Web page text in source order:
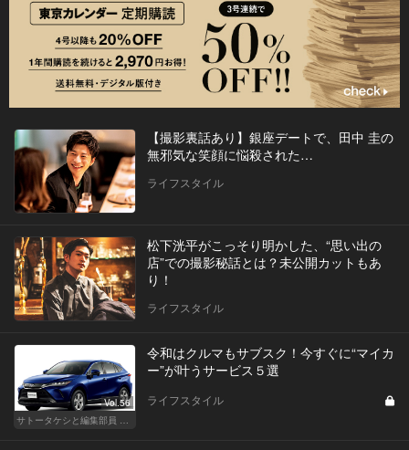
【撮影裏話あり】銀座デートで、田中 圭の
無邪気な笑顔に悩殺された…
ライフスタイル
松下洸平がこっそり明かした、“思い出の
店”での撮影秘話とは？未公開カットもあ
り！
ライフスタイル
Vol.56
サトータケシと編集部員 船山の"CAR GENTSへの道"
令和はクルマもサブスク！今すぐに“マイカ
ー”が叶うサービス５選
ライフスタイル